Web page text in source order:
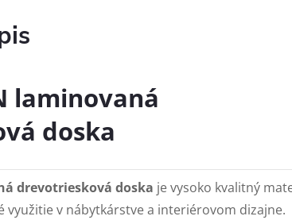
laminovaná
doska
drevotriesková doska je vysoko kvalitný
využitie v nábytkárstve a interiérovom dizajne.